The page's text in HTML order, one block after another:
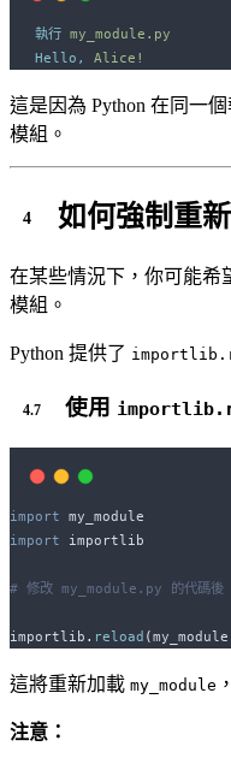
執行 my_module.py
Hello,
Alice!
這是因為 Python 在同一
模組。
如何強制重
在某些情況下，你可能希
模組。
Python 提供了
使用
import my_module
import importlib
# 修改 my_module.py 的代碼後
importlib . reload (my_module
這將重新加載 my_module
注意：